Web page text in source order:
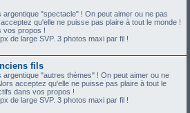
argentique "spectacle" ! On peut aimer ou ne pas
qu'elle ne puisse pas plaire à tout le monde !
vos propos !
de large SVP. 3 photos maxi par fil !
fils
argentique "autres thèmes" ! On peut aimer ou ne
acceptez qu'elle ne puisse pas plaire à tout le
dans vos propos !
de large SVP. 3 photos maxi par fil !